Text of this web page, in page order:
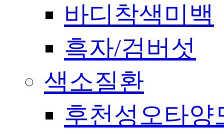
바디착색미백
흑자/검버섯
색소질환
후천성오타양